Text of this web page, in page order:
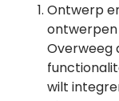
Ontwerp
ontwerpen
Overweeg
wilt